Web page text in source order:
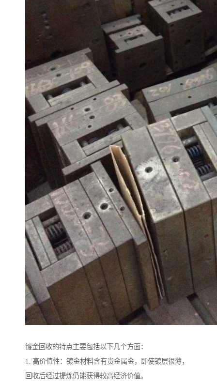
镀金回收的特点主要包括以下几个方面：
1. 高价值性：镀金材料含有贵金属金，即使镀层很薄，
回收后经过提炼仍能获得较高经济价值。